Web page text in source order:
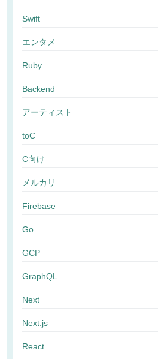
Swift
エンタメ
Ruby
Backend
アーティスト
toC
C向け
メルカリ
Firebase
Go
GCP
GraphQL
Next
Next.js
React